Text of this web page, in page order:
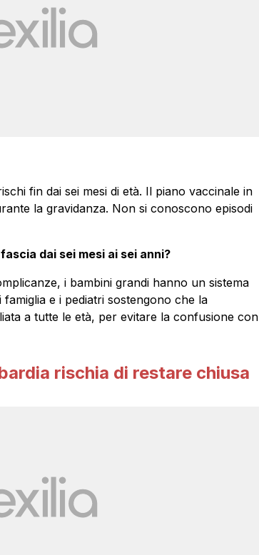
fin dai sei mesi di età. Il piano vaccinale in
la gravidanza. Non si conoscono episodi
dai sei mesi ai sei anni?
i bambini grandi hanno un sistema
e i pediatri sostengono che la
a tutte le età, per evitare la confusione con
rischia di restare chiusa